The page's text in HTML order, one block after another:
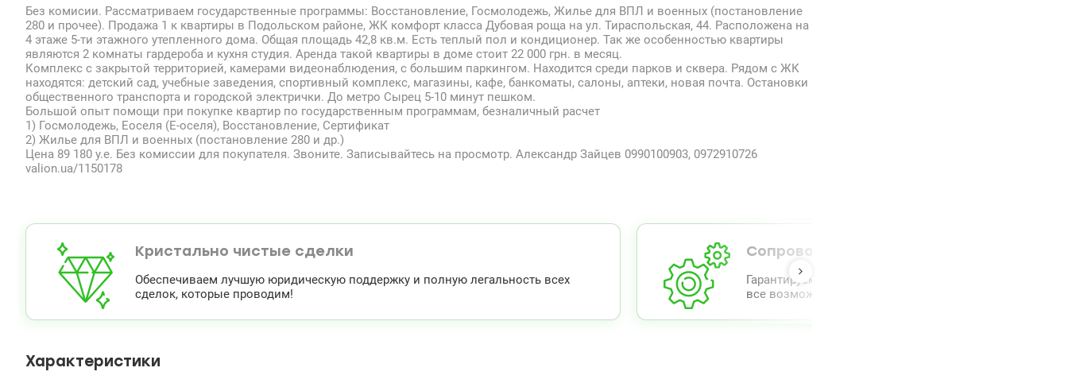
Без комисии. Рассматриваем государственные программы: Восстановление, Госмолодежь, Жилье для ВПЛ и военных (постановление
280 и прочее). Продажа 1 к квартиры в Подольском районе, ЖК комфорт класса Дубовая роща на ул. Тираспольская, 44. Расположена на
4 этаже 5-ти этажного утепленного дома. Общая площадь 42,8 кв.м. Есть теплый пол и кондиционер. Так же особенностью квартиры
являются 2 комнаты гардероба и кухня студия. Аренда такой квартиры в доме стоит 22 000 грн. в месяц.
Комплекс с закрытой территорией, камерами видеонаблюдения, с большим паркингом. Находится среди парков и сквера. Рядом с ЖК
находятся: детский сад, учебные заведения, спортивный комплекс, магазины, кафе, банкоматы, салоны, аптеки, новая почта. Остановки
общественного транспорта и городской электрички. До метро Сырец 5-10 минут пешком.
Большой опыт помощи при покупке квартир по государственным программам, безналичный расчет
1) Госмолодежь, Еоселя (Е-оселя), Восстановление, Сертификат
2) Жилье для ВПЛ и военных (постановление 280 и др.)
Цена 89 180 у.е. Без комиссии для покупателя. Звоните. Записывайтесь на просмотр. Александр Зайцев 0990100903, 0972910726
valion.ua/1150178
Кристально чистые сделки
Обеспечиваем лучшую юридическую поддержку и полную легальность всех
сделок, которые проводим!
Сопровождение от А до Я
Гарантируем полный комлпекс сопровождения и
все возможное для облегчения процесса.
Характеристики